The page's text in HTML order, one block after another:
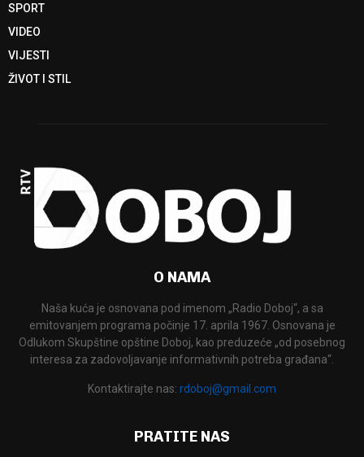
SPORT
VIDEO
VIJESTI
ŽIVOT I STIL
O NAMA
Naša kuća je osnovana pod imenom „Radio Doboj“, a sa
emitovanjem programa počinje 17. aprila 1967. Osnovana je
Odlukom Skupštine opštine Doboj, kao preduzeće „od posebnog
interesa za zadovoljavanje informativnih potreba građana“.
Kontaktirajte nas: rdoboj@gmail.com
PRATITE NAS